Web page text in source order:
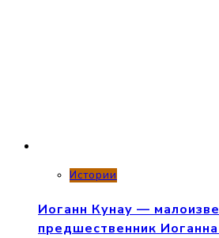
Истории
Иоганн Кунау —
предшественник